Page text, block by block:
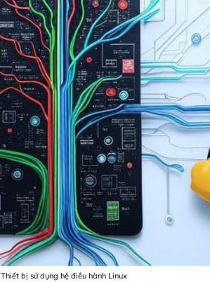
Thiết bị sử dụng hệ điều hành Linux